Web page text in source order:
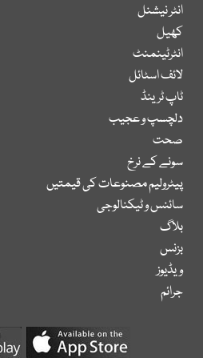
انٹر نیشنل
کھیل
انٹرٹینمنٹ
لائف اسٹائل
ٹاپ ٹرینڈ
دلچسپ و عجیب
صحت
سونے کے نرخ
پیٹرولیم مصنوعات کی قیمتیں
سائنس و ٹیکنالوجی
بلاگ
بزنس
ویڈیوز
جرائم